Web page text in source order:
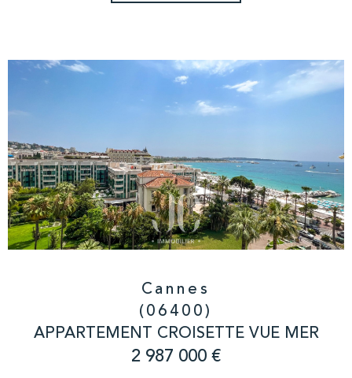
Cannes
(06400)
APPARTEMENT CROISETTE VUE MER
2 987 000 €